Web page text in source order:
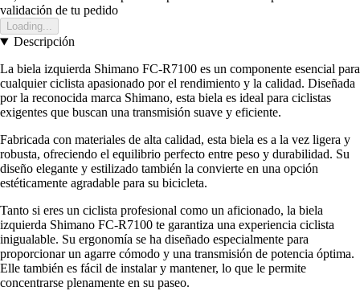
validación de tu pedido
Loading...
Descripción
La biela izquierda Shimano FC-R7100 es un componente esencial para
cualquier ciclista apasionado por el rendimiento y la calidad. Diseñada
por la reconocida marca Shimano, esta biela es ideal para ciclistas
exigentes que buscan una transmisión suave y eficiente.
Fabricada con materiales de alta calidad, esta biela es a la vez ligera y
robusta, ofreciendo el equilibrio perfecto entre peso y durabilidad. Su
diseño elegante y estilizado también la convierte en una opción
estéticamente agradable para su bicicleta.
Tanto si eres un ciclista profesional como un aficionado, la biela
izquierda Shimano FC-R7100 te garantiza una experiencia ciclista
inigualable. Su ergonomía se ha diseñado especialmente para
proporcionar un agarre cómodo y una transmisión de potencia óptima.
Elle también es fácil de instalar y mantener, lo que le permite
concentrarse plenamente en su paseo.